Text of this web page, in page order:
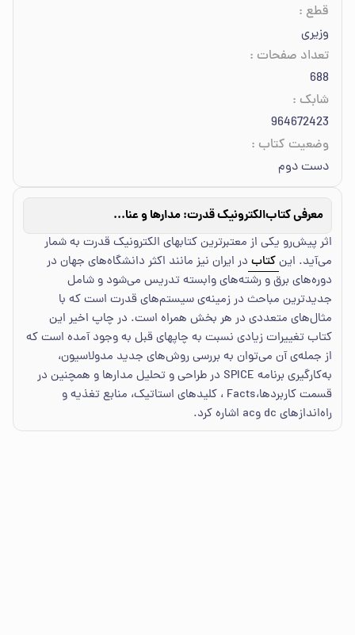
قطع :
وزیری
تعداد صفحات :
688
شابک :
964672423
وضعیت کتاب :
دست دوم
معرفی کتاب الکترونیک قدرت: مدارها و عناصر و کاربردها
اثر پیش‌رو یکی از معتبرترین کتابهای الکترونیک قدرت به شمار
می‌آید. اینکتاب در ایران نیز مانند اکثر دانشگاه‌های جهان در
دوره‌های برق و رشته‌های وابسته تدریس می‌شود و شامل
جدیدترین مباحث در زمینه‌ی سیستم‌های قدرت است که با
مثال‌های متعددی در هر بخش همراه است. در چاپ اخیر این
کتاب تغییرات زیادی نسبت به چاپهای قبل به وجود آمده است که
از جمله‌ی آن می‌توان به بررسی روش‌های جدید مدولاسیون،
به‌کارگیری برنامه SPICE در طراحی و تحلیل مدارها و همچنین در
قسمت کاربردها،Facts ، کلیدهای استاتیک، منابع تغذیه و
راه‌اندازهای dc وac اشاره کرد.